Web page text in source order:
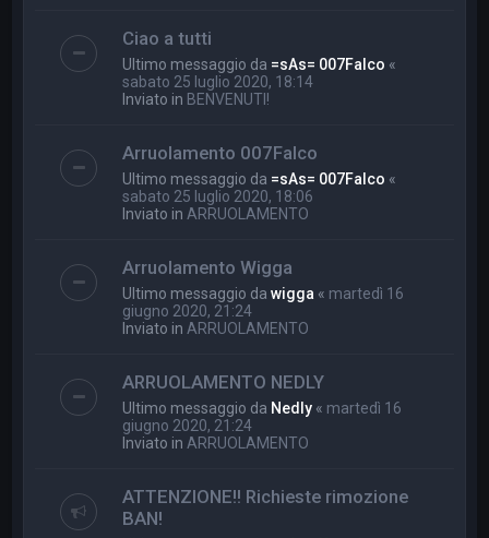
Ciao a tutti
Ultimo messaggio da =sAs= 007Falco «
sabato 25 luglio 2020, 18:14
Inviato in BENVENUTI!
Arruolamento 007Falco
Ultimo messaggio da =sAs= 007Falco «
sabato 25 luglio 2020, 18:06
Inviato in ARRUOLAMENTO
Arruolamento Wigga
Ultimo messaggio dawigga « martedì 16
giugno 2020, 21:24
Inviato in ARRUOLAMENTO
ARRUOLAMENTO NEDLY
Ultimo messaggio da Nedly « martedì 16
giugno 2020, 21:24
Inviato in ARRUOLAMENTO
ATTENZIONE!! Richieste rimozione
BAN!